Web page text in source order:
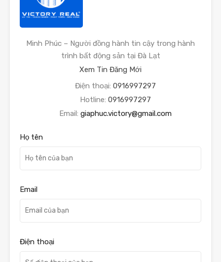
Minh Phúc – Người đồng hành tin cậy trong hành
trình bất động sản tại Đà Lạt
Xem Tin Đăng Mới
Điện thoại: 0916997297
Hotline: 0916997297
Email: giaphuc.victory@gmail.com
Họ tên
Email
Điện thoại